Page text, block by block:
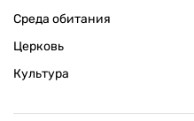
Среда обитания
Церковь
Культура